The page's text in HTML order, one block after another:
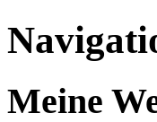
Meine